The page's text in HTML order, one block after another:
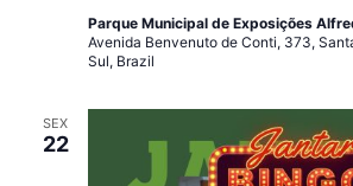
Parque Municipal de Exposições
Avenida Benvenuto de Conti, 373,
Sul, Brazil
SEX
22